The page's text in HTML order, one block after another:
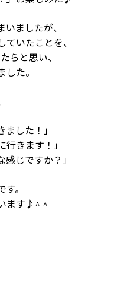
ましたが、
いたことを、
らと思い、
た。
ました！」
行きます！」
感じですか？」
。
ます♪^ ^